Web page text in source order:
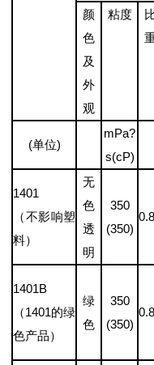
颜
色
及
外
观
粘度
(单位)
mPa?
s(cP)
1401
（不影响塑
料）
无
色
透
明
350
(350)
1401B
（1401的绿
色产品）
绿
色
350
(350)